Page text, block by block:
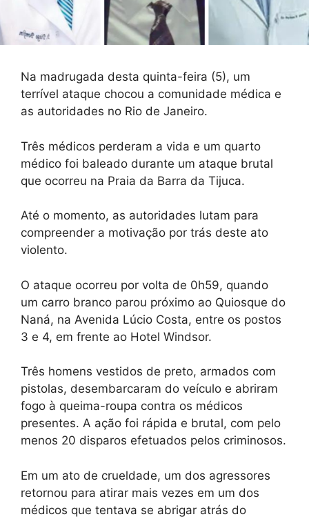
Na madrugada desta quinta-feira (5), um
terrível ataque chocou a comunidade médica e
as autoridades no Rio de Janeiro.
Três médicos perderam a vida e um quarto
médico foi baleado durante um ataque brutal
que ocorreu na Praia da Barra da Tijuca.
Até o momento, as autoridades lutam para
compreender a motivação por trás deste ato
violento.
O ataque ocorreu por volta de 0h59, quando
um carro branco parou próximo ao Quiosque do
Naná, na Avenida Lúcio Costa, entre os postos
3 e 4, em frente ao Hotel Windsor.
Três homens vestidos de preto, armados com
pistolas, desembarcaram do veículo e abriram
fogo à queima-roupa contra os médicos
presentes. A ação foi rápida e brutal, com pelo
menos 20 disparos efetuados pelos criminosos.
Em um ato de crueldade, um dos agressores
retornou para atirar mais vezes em um dos
médicos que tentava se abrigar atrás do